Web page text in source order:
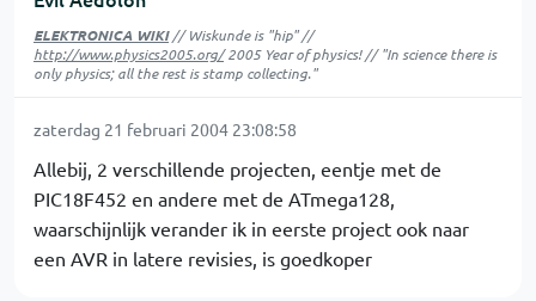
ELEKTRONICA WIKI// Wiskunde is "hip" //
http://www.physics2005.org/2005 Year of physics! // "In science there is
only physics; all the rest is stamp collecting."
zaterdag 21 februari 2004 23:08:58
Allebij, 2 verschillende projecten, eentje met de
PIC18F452 en andere met de ATmega128,
waarschijnlijk verander ik in eerste project ook naar
een AVR in latere revisies, is goedkoper